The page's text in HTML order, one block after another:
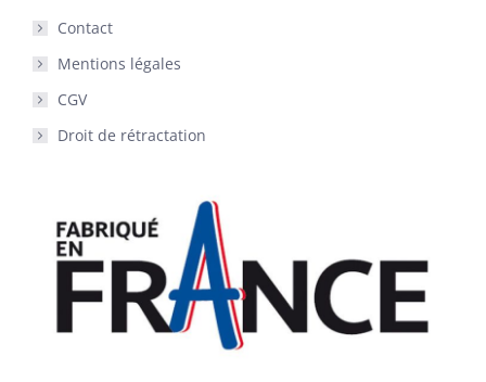
Contact
Mentions légales
CGV
Droit de rétractation